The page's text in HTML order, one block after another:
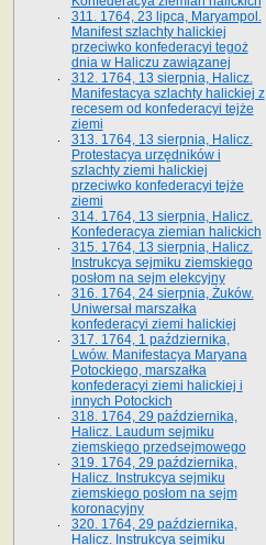
311. 1764, 23 lipca, Maryampol.
Manifest szlachty halickiej
przeciwko konfederacyi tegoż
dnia w Haliczu zawiązanej
312. 1764, 13 sierpnia, Halicz.
Manifestacya szlachty halickiej z
recesem od konfederacyi tejże
ziemi
313. 1764, 13 sierpnia, Halicz.
Protestacya urzędników i
szlachty ziemi halickiej
przeciwko konfederacyi tejże
ziemi
314. 1764, 13 sierpnia, Halicz.
Konfederacya ziemian halickich
315. 1764, 13 sierpnia, Halicz.
Instrukcya sejmiku ziemskiego
posłom na sejm elekcyjny
316. 1764, 24 sierpnia, Żuków.
Uniwersał marszałka
konfederacyi ziemi halickiej
317. 1764, 1 października,
Lwów. Manifestacya Maryana
Potockiego, marszałka
konfederacyi ziemi halickiej i
innych Potockich
318. 1764, 29 października,
Halicz. Laudum sejmiku
ziemskiego przedsejmowego
319. 1764, 29 października,
Halicz. Instrukcya sejmiku
ziemskiego posłom na sejm
koronacyjny
320. 1764, 29 października,
Halicz. Instrukcya sejmiku